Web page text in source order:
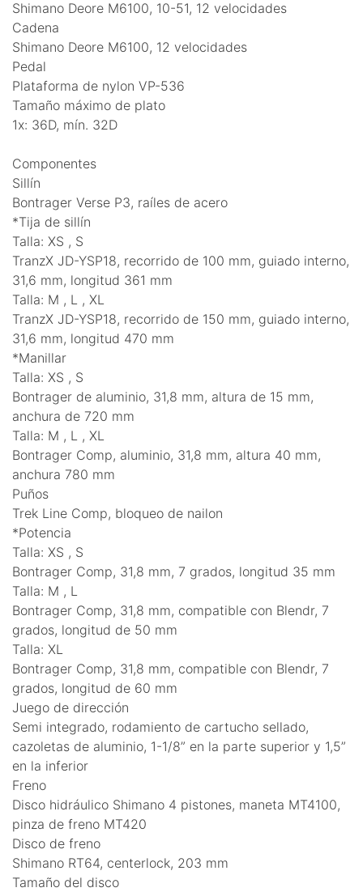
Shimano Deore M6100, 10-51, 12 velocidades
Cadena
Shimano Deore M6100, 12 velocidades
Pedal
Plataforma de nylon VP-536
Tamaño máximo de plato
1x: 36D, mín. 32D
Componentes
Sillín
Bontrager Verse P3, raíles de acero
*Tija de sillín
Talla: XS , S
TranzX JD-YSP18, recorrido de 100 mm, guiado interno,
31,6 mm, longitud 361 mm
Talla: M , L , XL
TranzX JD-YSP18, recorrido de 150 mm, guiado interno,
31,6 mm, longitud 470 mm
*Manillar
Talla: XS , S
Bontrager de aluminio, 31,8 mm, altura de 15 mm,
anchura de 720 mm
Talla: M , L , XL
Bontrager Comp, aluminio, 31,8 mm, altura 40 mm,
anchura 780 mm
Puños
Trek Line Comp, bloqueo de nailon
*Potencia
Talla: XS , S
Bontrager Comp, 31,8 mm, 7 grados, longitud 35 mm
Talla: M , L
Bontrager Comp, 31,8 mm, compatible con Blendr, 7
grados, longitud de 50 mm
Talla: XL
Bontrager Comp, 31,8 mm, compatible con Blendr, 7
grados, longitud de 60 mm
Juego de dirección
Semi integrado, rodamiento de cartucho sellado,
cazoletas de aluminio, 1-1/8” en la parte superior y 1,5”
en la inferior
Freno
Disco hidráulico Shimano 4 pistones, maneta MT4100,
pinza de freno MT420
Disco de freno
Shimano RT64, centerlock, 203 mm
Tamaño del disco